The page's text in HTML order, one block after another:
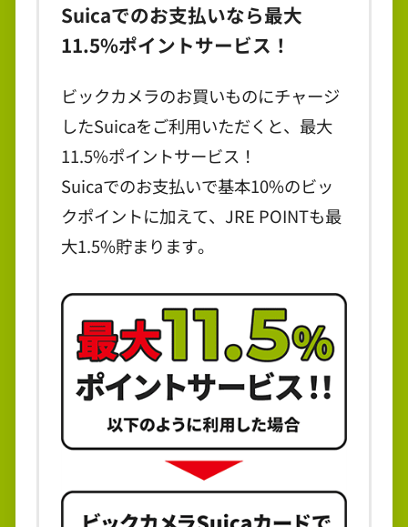
Suicaでのお支払いなら最大
11.5%ポイントサービス！
ビックカメラのお買いものにチャージ
したSuicaをご利用いただくと、最大
11.5%ポイントサービス！
Suicaでのお支払いで基本10%のビッ
クポイントに加えて、JRE POINTも最
大1.5%貯まります。